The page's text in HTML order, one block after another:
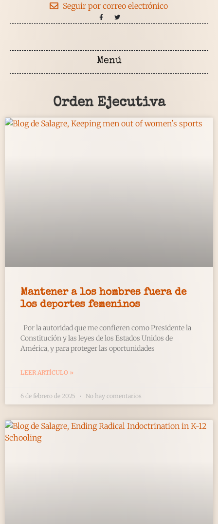
Seguir por correo electrónico
Orden Ejecutiva
Mantener a los hombres fuera de
los deportes femeninos
Por la autoridad que me confieren como Presidente la
Constitución y las leyes de los Estados Unidos de
América, y para proteger las oportunidades
LEER ARTÍCULO »
6 de febrero de 2025 No hay comentarios